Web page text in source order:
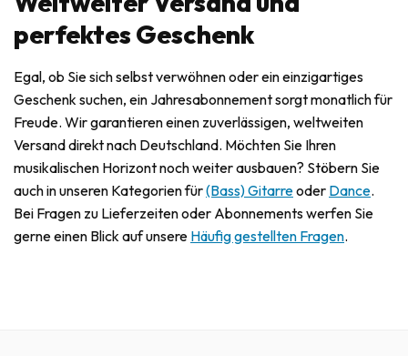
perfektes Geschenk
Egal, ob Sie sich selbst verwöhnen oder ein einzigartiges
Geschenk suchen, ein Jahresabonnement sorgt monatlich für
Freude. Wir garantieren einen zuverlässigen, weltweiten
Versand direkt nach Deutschland. Möchten Sie Ihren
musikalischen Horizont noch weiter ausbauen? Stöbern Sie
auch in unseren Kategorien für(Bass) Gitarreoder Dance.
Bei Fragen zu Lieferzeiten oder Abonnements werfen Sie
gerne einen Blick auf unsere Häufig gestellten Fragen.